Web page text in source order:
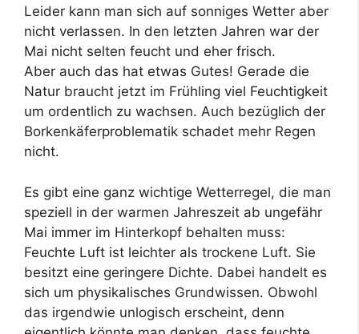
Leider kann man sich auf sonniges Wetter aber
nicht verlassen. In den letzten Jahren war der
Mai nicht selten feucht und eher frisch.
Aber auch das hat etwas Gutes! Gerade die
Natur braucht jetzt im Frühling viel Feuchtigkeit
um ordentlich zu wachsen. Auch bezüglich der
Borkenkäferproblematik schadet mehr Regen
nicht.
Es gibt eine ganz wichtige Wetterregel, die man
speziell in der warmen Jahreszeit ab ungefähr
Mai immer im Hinterkopf behalten muss:
Feuchte Luft ist leichter als trockene Luft. Sie
besitzt eine geringere Dichte. Dabei handelt es
sich um physikalisches Grundwissen. Obwohl
das irgendwie unlogisch erscheint, denn